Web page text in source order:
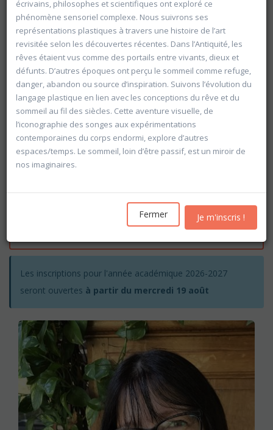
Rechercher
Les inscriptions pour l'année académique 2026-2027
seront ouvertes à partir du mercredi 19 août
écrivains, philosophes et scientifiques ont exploré ce
phénomène sensoriel complexe. Nous suivrons ses
représentations plastiques à travers une histoire de l’art
revisitée selon les découvertes récentes. Dans l’Antiquité, les
rêves étaient vus comme des portails entre vivants, dieux et
défunts. D’autres époques ont perçu le sommeil comme refuge,
danger, abandon ou source d’inspiration. Suivons l’évolution du
langage plastique en lien avec les conceptions du rêve et du
sommeil au fil des siècles. Cette aventure visuelle, de
l’iconographie des songes aux expérimentations
contemporaines du corps endormi, explore d’autres
espaces/temps. Le sommeil, loin d’être passif, est un miroir de
nos imaginaires.
Fermer Je m'inscris !